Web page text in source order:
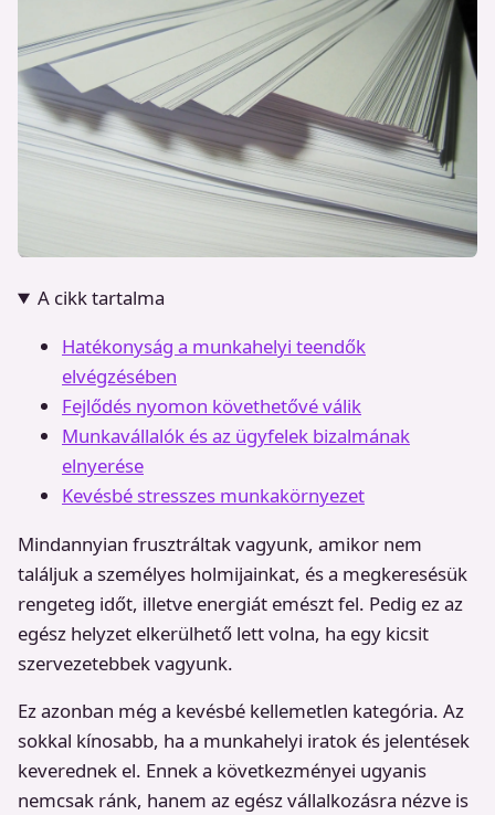
A cikk tartalma
Hatékonyság a munkahelyi teendők
elvégzésében
Fejlődés nyomon követhetővé válik
Munkavállalók és az ügyfelek bizalmának
elnyerése
Kevésbé stresszes munkakörnyezet
Mindannyian frusztráltak vagyunk, amikor nem
találjuk a személyes holmijainkat, és a megkeresésük
rengeteg időt, illetve energiát emészt fel. Pedig ez az
egész helyzet elkerülhető lett volna, ha egy kicsit
szervezetebbek vagyunk.
Ez azonban még a kevésbé kellemetlen kategória. Az
sokkal kínosabb, ha a munkahelyi iratok és jelentések
keverednek el. Ennek a következményei ugyanis
nemcsak ránk, hanem az egész vállalkozásra nézve is